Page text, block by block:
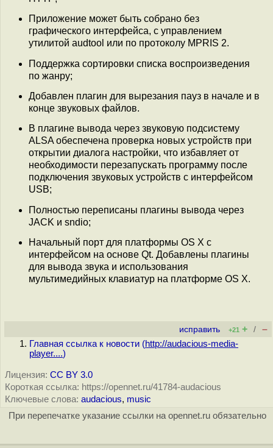
Приложение может быть собрано без
графического интерфейса, с управлением
утилитой audtool или по протоколу MPRIS 2.
Поддержка сортировки списка воспроизведения
по жанру;
Добавлен плагин для вырезания пауз в начале и в
конце звуковых файлов.
В плагине вывода через звуковую подсистему
ALSA обеспечена проверка новых устройств при
открытии диалога настройки, что избавляет от
необходимости перезапускать программу после
подключения звуковых устройств с интерфейсом
USB;
Полностью переписаны плагины вывода через
JACK и sndio;
Начальный порт для платформы OS X с
интерфейсом на основе Qt. Добавлены плагины
для вывода звука и использования
мультимедийных клавиатур на платформе OS X.
исправить +21 + / –
Главная ссылка к новости (http://audacious-media-
player....)
Лицензия: CC BY 3.0
Короткая ссылка: https://opennet.ru/41784-audacious
Ключевые слова: audacious, music
При перепечатке указание ссылки на opennet.ru обязательно